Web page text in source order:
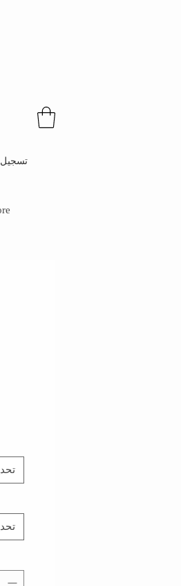
تسجيل